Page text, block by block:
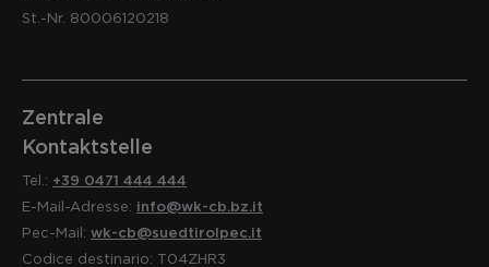
St.-Nr. 80006120218
Zentrale
Kontaktstelle
Tel.: +39 0471 444 444
E-Mail-Adresse: info@wk-cb.bz.it
Pec-Mail: wk-cb@suedtirolpec.it
Codice destinario: T04ZHR3